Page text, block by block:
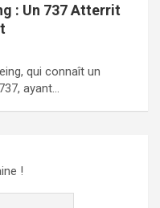
: Un 737 Atterrit
qui connaît un
ayant…
!